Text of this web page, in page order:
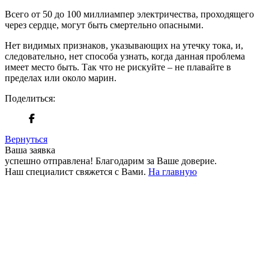
Всего от 50 до 100 миллиампер электричества, проходящего
через сердце, могут быть смертельно опасными.
Нет видимых признаков, указывающих на утечку тока, и,
следовательно, нет способа узнать, когда данная проблема
имеет место быть. Так что не рискуйте – не плавайте в
пределах или около марин.
Поделиться:
Вернуться
Ваша заявка
успешно отправлена! Благодарим за Ваше доверие.
Наш специалист свяжется с Вами. На главную